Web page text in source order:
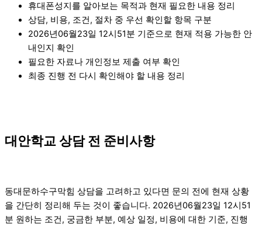
휴대폰성지를 알아보는 목적과 현재 필요한 내용 정리
상담, 비용, 조건, 절차 중 우선 확인할 항목 구분
2026년06월23일 12시51분 기준으로 현재 적용 가능한 안
내인지 확인
필요한 자료나 개인정보 제출 여부 확인
최종 진행 전 다시 확인해야 할 내용 정리
대안학교 상담 전 준비사항
동대문하수구막힘 상담을 고려하고 있다면 문의 전에 현재 상황
을 간단히 정리해 두는 것이 좋습니다. 2026년06월23일 12시51
분 원하는 조건, 궁금한 부분, 예상 일정, 비용에 대한 기준, 진행